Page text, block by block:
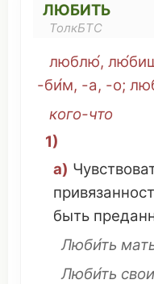
ЛЮБИТЬ
ТолкБТС
люблю́,
-би́м, -а, -о;
кого-что
1)
а)
быть
Люби́ть
Люби́ть